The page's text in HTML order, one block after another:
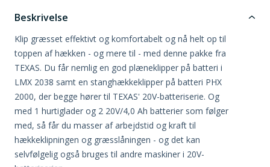
Beskrivelse
Klip græsset effektivt og komfortabelt og nå helt op til
toppen af hækken - og mere til - med denne pakke fra
TEXAS. Du får nemlig en god plæneklipper på batteri i
LMX 2038 samt en stanghækkeklipper på batteri PHX
2000, der begge hører til TEXAS' 20V-batteriserie. Og
med 1 hurtiglader og 2 20V/4,0 Ah batterier som følger
med, så får du masser af arbejdstid og kraft til
hækkeklipningen og græsslåningen - og det kan
selvfølgelig også bruges til andre maskiner i 20V-